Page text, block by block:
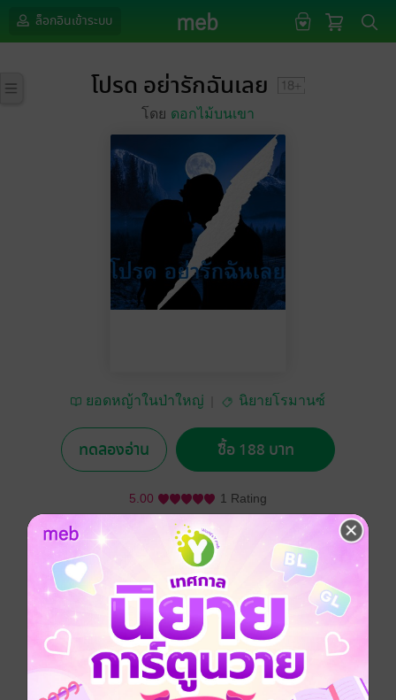
ล็อกอินเข้าระบบ
โปรด อย่ารักฉันเลย
โดย ดอกไม้บนเขา
ยอดหญ้าในป่าใหญ่ นิยายโรมานซ์
ทดลองอ่าน ซื้อ 188 บาท
5.00 1 Rating
อยากได้ ซื้อเป็นของขวัญ ติดตาม แชร์
เธอหนีออกจากบ้านเข้ามาอยู่ในเมืองและได้เจอกับเขา
เขาช่วยเหลือเธอมาตลอดแต่สุดท้ายเธอเลือกที่จะทิ้งเขา
ไปอยู่กับคนอื่น แต่เขาก็ยังห่วยใยและช่วยเธออยู่ห่างๆ